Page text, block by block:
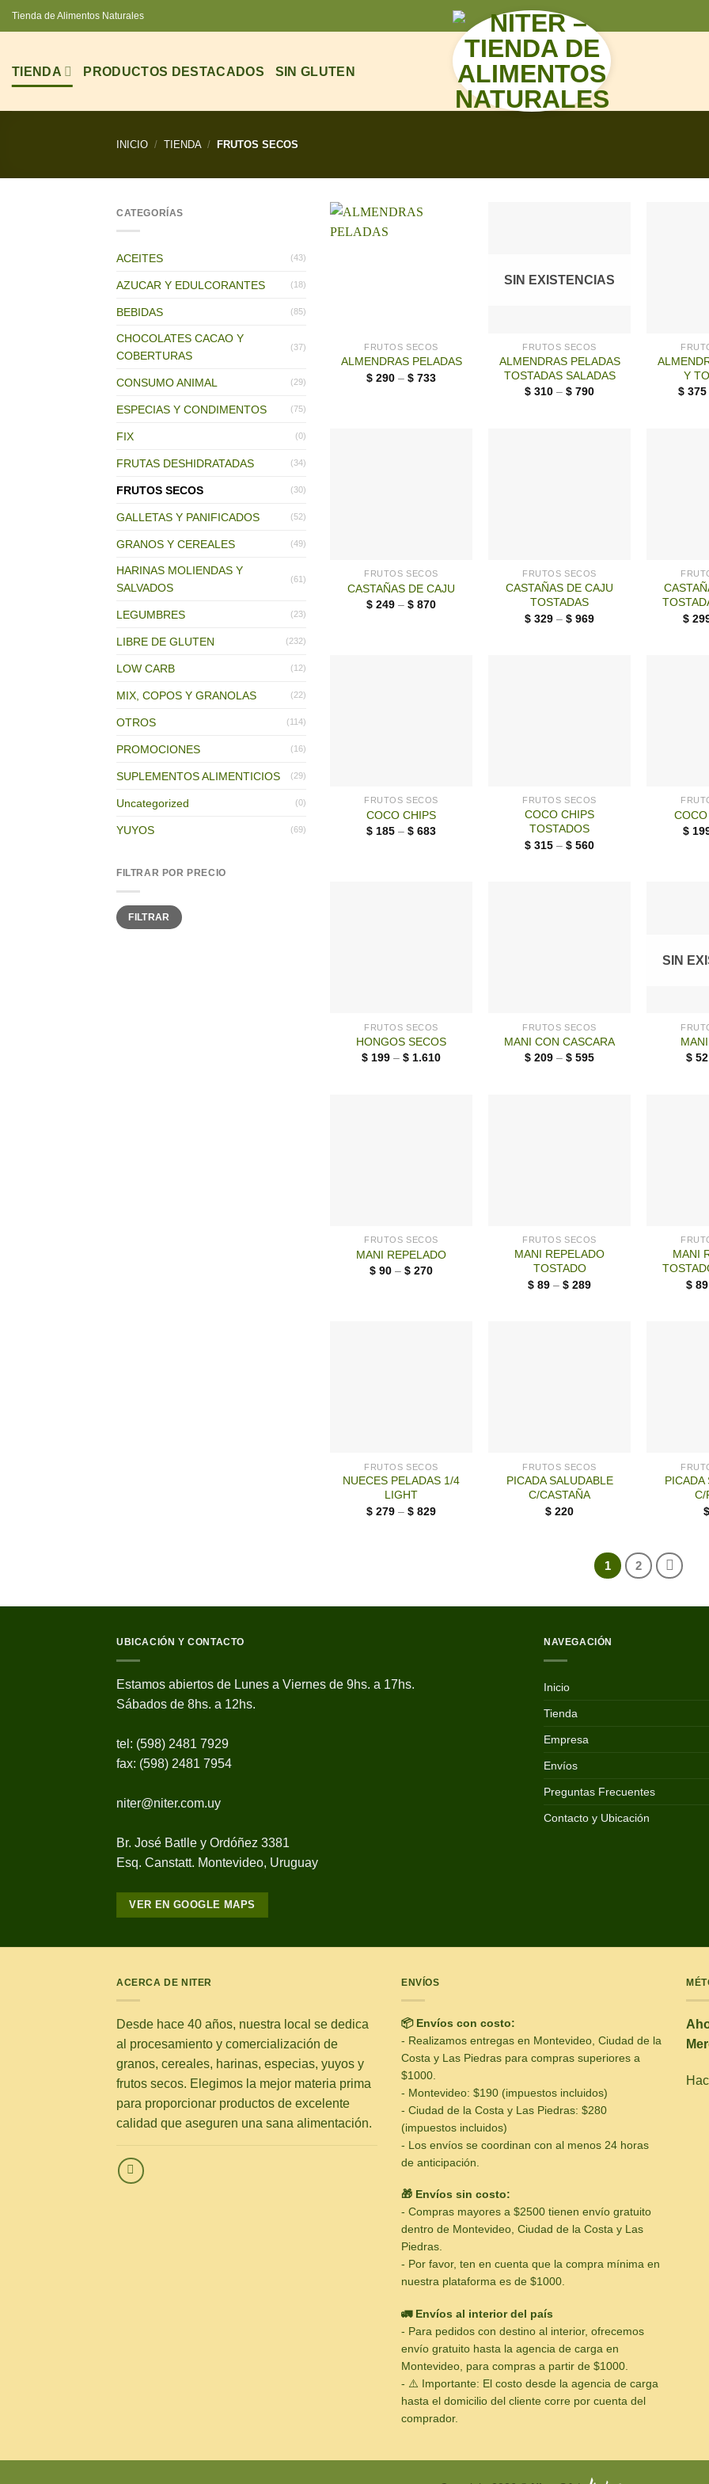
Saltar
al
Tienda de Alimentos Naturales
TIENDA PRODUCTOS DESTACADOS SIN GLUTEN
INICIO / TIENDA / FRUTOS SECOS
CATEGORÍAS
ACEITES (43)
AZUCAR Y EDULCORANTES (18)
BEBIDAS (85)
CHOCOLATES CACAO Y
COBERTURAS
(37)
CONSUMO ANIMAL (29)
ESPECIAS Y CONDIMENTOS (75)
FIX (0)
FRUTAS DESHIDRATADAS (34)
FRUTOS SECOS (30)
GALLETAS Y PANIFICADOS (52)
GRANOS Y CEREALES (49)
HARINAS MOLIENDAS Y
SALVADOS
(61)
LEGUMBRES (23)
LIBRE DE GLUTEN (232)
LOW CARB (12)
MIX, COPOS Y GRANOLAS (22)
OTROS (114)
PROMOCIONES (16)
SUPLEMENTOS ALIMENTICIOS (29)
Uncategorized (0)
YUYOS (69)
FILTRAR POR PRECIO
Precio
mínimo
Precio
máximo
FILTRAR
FRUTOS SECOS
ALMENDRAS PELADAS
$ 290 – $ 733
SIN EXISTENCIAS
FRUTOS SECOS
ALMENDRAS PELADAS
TOSTADAS SALADAS
$ 310 – $ 790
Y
$ 375
FRUTOS SECOS
CASTAÑAS DE CAJU
$ 249 – $ 870
FRUTOS SECOS
CASTAÑAS DE CAJU
TOSTADAS
$ 329 – $ 969
$
FRUTOS SECOS
COCO CHIPS
$ 185 – $ 683
FRUTOS SECOS
COCO CHIPS
TOSTADOS
$ 315 – $ 560
$
FRUTOS SECOS
HONGOS SECOS
$ 199 – $ 1.610
FRUTOS SECOS
MANI CON CASCARA
$ 209 – $ 595
SIN
$ 52
FRUTOS SECOS
MANI REPELADO
$ 90 – $ 270
FRUTOS SECOS
MANI REPELADO
TOSTADO
$ 89 – $ 289
MANI
$ 89
FRUTOS SECOS
NUECES PELADAS 1/4
LIGHT
$ 279 – $ 829
FRUTOS SECOS
PICADA SALUDABLE
C/CASTAÑA
$ 220
PICADA
C/
1 2
UBICACIÓN Y CONTACTO
Estamos abiertos de Lunes a Viernes de 9hs. a 17hs.
Sábados de 8hs. a 12hs.
tel: (598) 2481 7929
fax: (598) 2481 7954
niter@niter.com.uy
Br. José Batlle y Ordóñez 3381
Esq. Canstatt. Montevideo, Uruguay
VER EN GOOGLE MAPS
NAVEGACIÓN
Inicio
Tienda
Empresa
Envíos
Preguntas Frecuentes
Contacto y Ubicación
ACERCA DE NITER
Desde hace 40 años, nuestra local se dedica
al procesamiento y comercialización de
granos, cereales, harinas, especias, yuyos y
frutos secos. Elegimos la mejor materia prima
para proporcionar productos de excelente
calidad que aseguren una sana alimentación.
ENVÍOS
📦 Envíos con costo:
- Realizamos entregas en Montevideo, Ciudad de la
Costa y Las Piedras para compras superiores a
$1000.
- Montevideo: $190 (impuestos incluidos)
- Ciudad de la Costa y Las Piedras: $280
(impuestos incluidos)
- Los envíos se coordinan con al menos 24 horas
de anticipación.
🎁 Envíos sin costo:
- Compras mayores a $2500 tienen envío gratuito
dentro de Montevideo, Ciudad de la Costa y Las
Piedras.
- Por favor, ten en cuenta que la compra mínima en
nuestra plataforma es de $1000.
🚛 Envíos al interior del país
- Para pedidos con destino al interior, ofrecemos
envío gratuito hasta la agencia de carga en
Montevideo, para compras a partir de $1000.
- ⚠️ Importante: El costo desde la agencia de carga
hasta el domicilio del cliente corre por cuenta del
comprador.